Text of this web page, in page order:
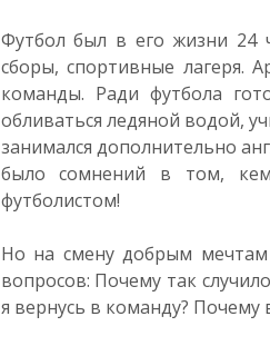
Футбол был в его жизни 24
сборы, спортивные лагеря.
команды. Ради футбола
обливаться ледяной водой,
занимался дополнительно
было сомнений в том,
футболистом!
Но на смену добрым мечтам
вопросов: Почему так
я вернусь в команду? Почему